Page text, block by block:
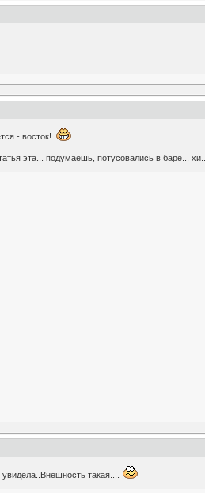
- восток!
эта... подумаешь, потусовались в баре... хи...
такая....